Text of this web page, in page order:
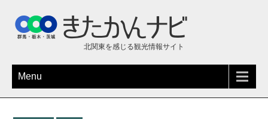
北関東を感じる観光情報サイト
Menu